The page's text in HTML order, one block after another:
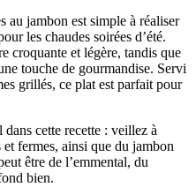
au jambon est simple à réaliser
les chaudes soirées d’été.
croquante et légère, tandis que
touche de gourmandise. Servi
grillés, ce plat est parfait pour
cette recette : veillez à
fermes, ainsi que du jambon
être de l’emmental, du
bien.